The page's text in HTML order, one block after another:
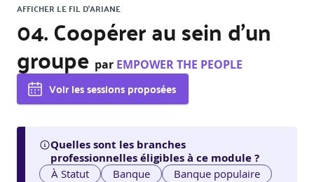
AFFICHER LE FIL D'ARIANE
04. Coopérer au sein d’un
groupe par EMPOWER THE PEOPLE
Voir les sessions proposées
Quelles sont les branches
professionnelles éligibles à ce module ?
À Statut Banque
Banque populaire